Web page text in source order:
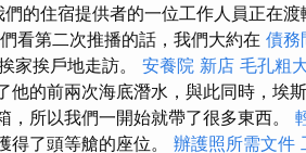
們的住宿提供者的一位工作人員正在
看第二次推播的話，我們大約在 債務
家挨戶地走訪。 安養院 新店 毛孔粗
他的前兩次海底潛水，與此同時，埃
所以我們一開始就帶了很多東西。
得了頭等艙的座位。 辦護照所需文件